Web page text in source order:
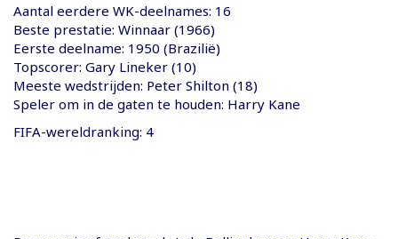
Aantal eerdere WK-deelnames: 16
Beste prestatie: Winnaar (1966)
Eerste deelname: 1950 (Brazilië)
Topscorer: Gary Lineker (10)
Meeste wedstrijden: Peter Shilton (18)
Speler om in de gaten te houden: Harry Kane
FIFA-wereldranking: 4